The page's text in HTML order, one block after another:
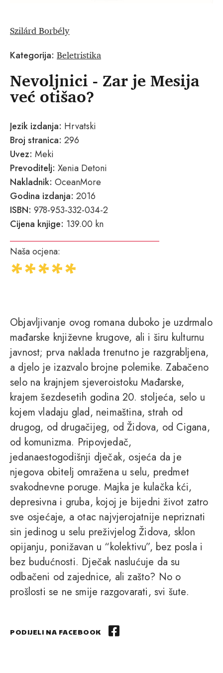
Szilárd Borbély
Kategorija: Beletristika
Nevoljnici - Zar je Mesija
već otišao?
Jezik izdanja: Hrvatski
Broj stranica: 296
Uvez: Meki
Prevoditelj: Xenia Detoni
Nakladnik: OceanMore
Godina izdanja: 2016
ISBN: 978-953-332-034-2
Cijena knjige: 139.00 kn
Naša ocjena:
Objavljivanje ovog romana duboko je uzdrmalo
mađarske književne krugove, ali i širu kulturnu
javnost; prva naklada trenutno je razgrabljena,
a djelo je izazvalo brojne polemike. Zabačeno
selo na krajnjem sjeveroistoku Mađarske,
krajem šezdesetih godina 20. stoljeća, selo u
kojem vladaju glad, neimaština, strah od
drugog, od drugačijeg, od Židova, od Cigana,
od komunizma. Pripovjedač,
jedanaestogodišnji dječak, osjeća da je
njegova obitelj omražena u selu, predmet
svakodnevne poruge. Majka je kulačka kći,
depresivna i gruba, kojoj je bijedni život zatro
sve osjećaje, a otac najvjerojatnije nepriznati
sin jedinog u selu preživjelog Židova, sklon
opijanju, ponižavan u “kolektivu”, bez posla i
bez budućnosti. Dječak naslućuje da su
odbačeni od zajednice, ali zašto? No o
prošlosti se ne smije razgovarati, svi šute.
PODIJELI NA FACEBOOK